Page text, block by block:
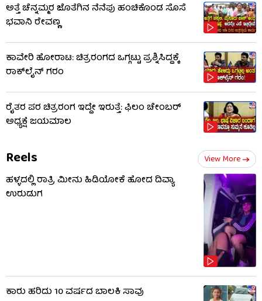
ಅತ್ತೆ ಚೆನ್ನಮ್ಮರ ಜೊತೆಗಿನ ನೆನೆಪು ಹಂಚಿಕೊಂಡ ಸೊಸೆ
ಭವಾನಿ ರೇವಣ್ಣ
ಕಾವೇರಿ ಹೋರಾಟ: ಚಿತ್ರರಂಗದ ಒಗ್ಗಟ್ಟು ಪ್ರಶ್ನಿಸಿದ್ದಕ್ಕೆ
ರಾಕ್​ಲೈನ್ ಗರಂ
ರೈತರ ಪರ ಚಿತ್ರರಂಗ ಇದ್ದೇ ಇರುತ್ತೆ: ಫಿಲಂ ಚೇಂಬರ್
ಅಧ್ಯಕ್ಷೆ ಜಯಮಾಲ
Reels View More
ಹಳ್ಳದಲ್ಲಿ ರಾತ್ರಿ ಮೀನು ಹಿಡಿಯೋಕೆ ಹೋದ ದಿವ್ಯಾ
ಉರುಡುಗ
ಕಾರು​ ಹರಿದು 10 ವರ್ಷದ ಬಾಲಕಿ ಸಾವು